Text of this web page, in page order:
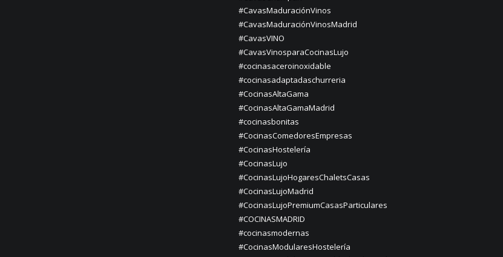
#CavasMaduraciónVinos
#CavasMaduraciónVinosMadrid
#CavasVINO
#CavasVinosparaCocinasLujo
#cocinasaceroinoxidable
#cocinasadaptadaschurreria
#CocinasAltaGama
#CocinasAltaGamaMadrid
#cocinasbonitas
#CocinasComedoresEmpresas
#CocinasHostelería
#CocinasLujo
#CocinasLujoHogaresChaletsCasas
#CocinasLujoMadrid
#CocinasLujoPremiumCasasParticulares
#COCINASMADRID
#cocinasmodernas
#CocinasModularesHostelería